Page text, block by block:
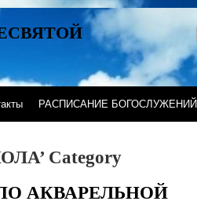
РАСПИСАНИЕ БОГОСЛУЖЕНИЙ
Category
АКВАРЕЛЬНОЙ